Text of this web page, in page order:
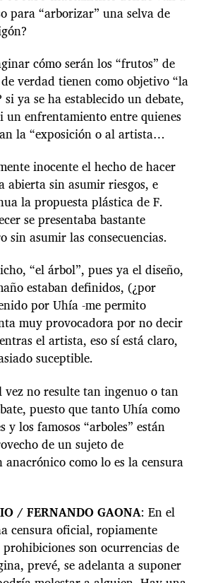
para “arborizar” una selva de
cómo serán los “frutos” de
verdad tienen como objetivo “la
si ya se ha establecido un debate,
un enfrentamiento entre quienes
la “exposición o al artista…
inocente el hecho de hacer
abierta sin asumir riesgos, e
la propuesta plástica de F.
se presentaba bastante
sin asumir las consecuencias.
“el árbol”, pues ya el diseño,
estaban definidos, (¿por
por Uhía -me permito
muy provocadora por no decir
el artista, eso sí está claro,
suceptible.
vez no resulte tan ingenuo o tan
puesto que tanto Uhía como
y los famosos “arboles” están
de un sujeto de
anacrónico como lo es la censura
/ FERNANDO GAONA: En el
censura oficial, ropiamente
son ocurrencias de
prevé, se adelanta a suponer